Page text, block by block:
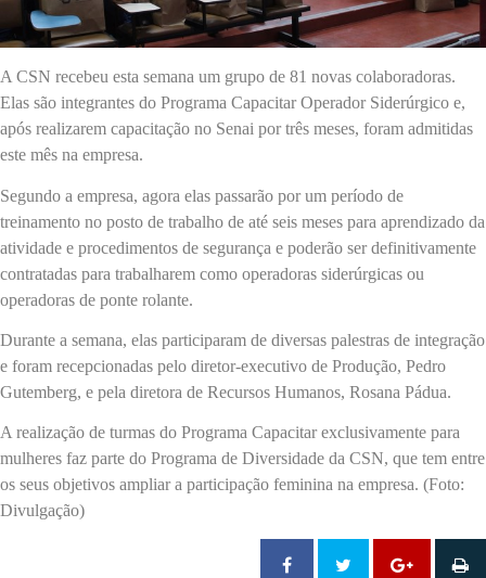
A CSN recebeu esta semana um grupo de 81 novas colaboradoras.
Elas são integrantes do Programa Capacitar Operador Siderúrgico e,
após realizarem capacitação no Senai por três meses, foram admitidas
este mês na empresa.
Segundo a empresa, agora elas passarão por um período de
treinamento no posto de trabalho de até seis meses para aprendizado da
atividade e procedimentos de segurança e poderão ser definitivamente
contratadas para trabalharem como operadoras siderúrgicas ou
operadoras de ponte rolante.
Durante a semana, elas participaram de diversas palestras de integração
e foram recepcionadas pelo diretor-executivo de Produção, Pedro
Gutemberg, e pela diretora de Recursos Humanos, Rosana Pádua.
A realização de turmas do Programa Capacitar exclusivamente para
mulheres faz parte do Programa de Diversidade da CSN, que tem entre
os seus objetivos ampliar a participação feminina na empresa. (Foto:
Divulgação)